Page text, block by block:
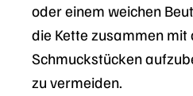
oder einem weichen
die Kette zusammen mit
Schmuckstücken
zu vermeiden.